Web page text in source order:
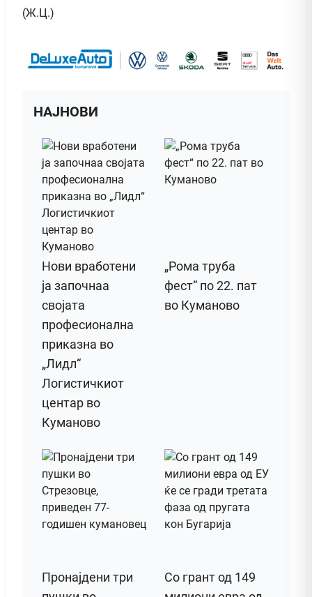
(Ж.Ц.)
НАЈНОВИ
Нови вработени
ја започнаа
својата
професионална
приказна во
„Лидл“
Логистичкиот
центар во
Куманово
„Рома труба
фест“ по 22. пат
во Куманово
Пронајдени три
Со грант од 149